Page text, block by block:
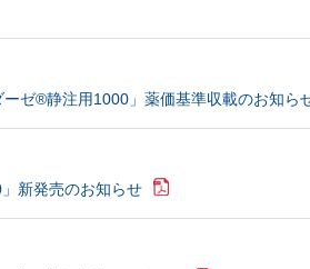
ゼ®静注用1000」薬価基準収載のお知ら
新発売のお知らせ